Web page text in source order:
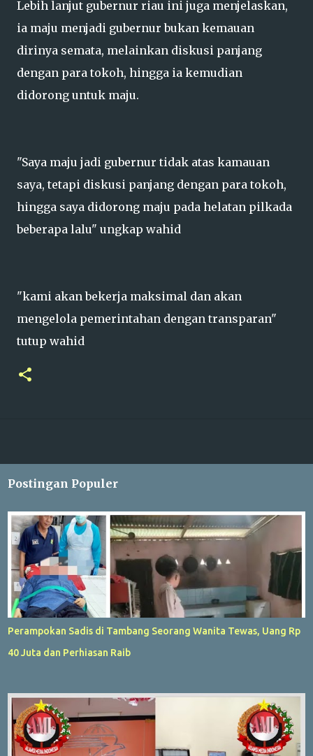
Lebih lanjut gubernur riau ini juga menjelaskan,
ia maju menjadi gubernur bukan kemauan
dirinya semata, melainkan diskusi panjang
dengan para tokoh, hingga ia kemudian
didorong untuk maju.
"Saya maju jadi gubernur tidak atas kamauan
saya, tetapi diskusi panjang dengan para tokoh,
hingga saya didorong maju pada helatan pilkada
beberapa lalu" ungkap wahid
"kami akan bekerja maksimal dan akan
mengelola pemerintahan dengan transparan"
tutup wahid
Postingan Populer
Perampokan Sadis di Tambang Seorang Wanita Tewas, Uang Rp
40 Juta dan Perhiasan Raib